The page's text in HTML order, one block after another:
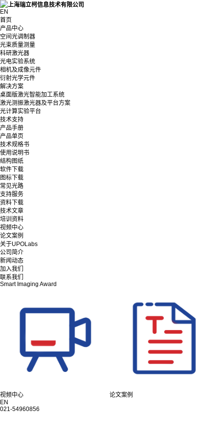
EN
首页
产品中心
空间光调制器
光束质量测量
科研激光器
光电实验系统
相机及成像元件
衍射光学元件
解决方案
桌面版激光智能加工系统
激光测振激光器及平台方案
光计算实验平台
技术支持
产品手册
产品单页
技术规格书
使用说明书
结构图纸
软件下载
图标下载
常见光路
支持服务
资料下载
技术文章
培训资料
视频中心
论文案例
关于UPOLabs
公司简介
新闻动态
加入我们
联系我们
Smart Imaging Award
视频中心
论文案例
EN
021-54960856